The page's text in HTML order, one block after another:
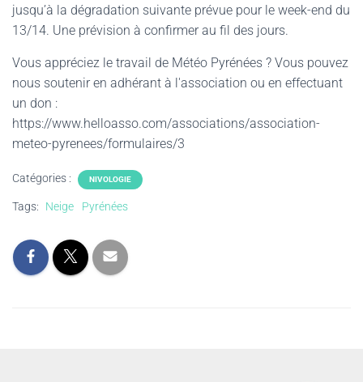
jusqu’à la dégradation suivante prévue pour le week-end du
13/14. Une prévision à confirmer au fil des jours.
Vous appréciez le travail de Météo Pyrénées ? Vous pouvez
nous soutenir en adhérant à l'association ou en effectuant
un don :
https://www.helloasso.com/associations/association-
meteo-pyrenees/formulaires/3
Catégories : NIVOLOGIE
Tags: Neige Pyrénées